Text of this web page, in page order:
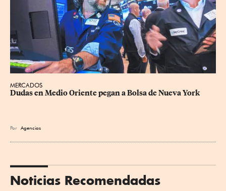
MERCADOS
Dudas en Medio Oriente pegan a Bolsa de Nueva York
Por Agencias
Noticias Recomendadas